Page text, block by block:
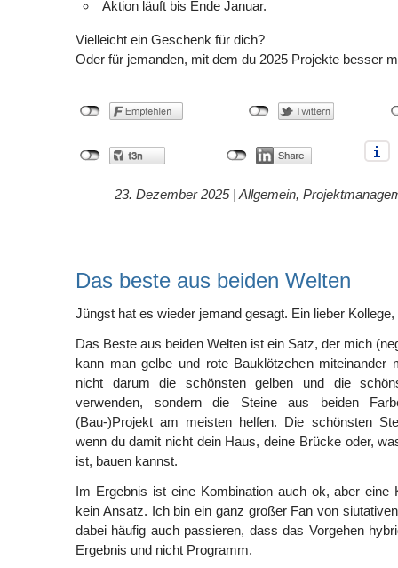
Aktion läuft bis Ende Januar.
Vielleicht ein Geschenk für dich?
Oder für jemanden, mit dem du 2025 Projekte besser
23. Dezember 2025 | Allgemein,
Das beste aus beiden Welten
Jüngst hat es wieder jemand gesagt. Ein lieber
Das Beste aus beiden Welten ist ein Satz, der mich
kann man gelbe und rote Bauklötzchen miteinander
nicht darum die schönsten gelben und die
verwenden, sondern die Steine aus beiden
(Bau-)Projekt am meisten helfen. Die schönsten
wenn du damit nicht dein Haus, deine Brücke oder,
ist, bauen kannst.
Im Ergebnis ist eine Kombination auch ok, aber eine
kein Ansatz. Ich bin ein ganz großer Fan von
dabei häufig auch passieren, dass das Vorgehen
Ergebnis und nicht Programm.